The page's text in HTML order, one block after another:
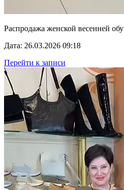
Распродажа женской весенней
Дата: 26.03.2026 09:18
Перейти к записи